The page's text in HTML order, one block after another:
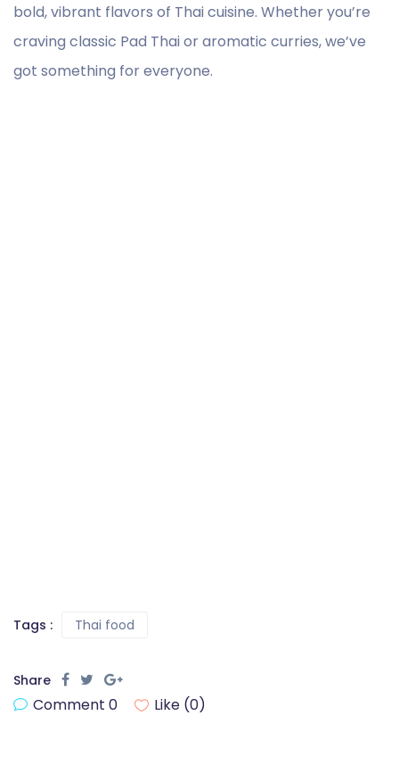
bold, vibrant flavors of Thai cuisine. Whether you’re
craving classic Pad Thai or aromatic curries, we’ve
got something for everyone.
Tags : Thai food
Share
Comment 0 Like (0)